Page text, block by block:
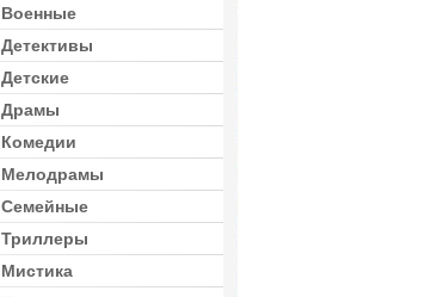
Военные
Детективы
Детские
Драмы
Комедии
Мелодрамы
Семейные
Триллеры
Мистика